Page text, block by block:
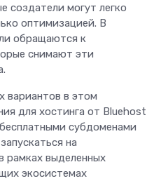
создатели могут легко
оптимизацией. В
обращаются к
снимают эти
вариантов в этом
для хостинга от Bluehost
субдоменами
на
рамках выделенных
экосистемах